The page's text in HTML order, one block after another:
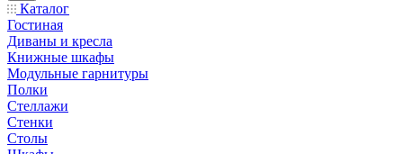
Каталог
Гостиная
Диваны и кресла
Книжные шкафы
Модульные гарнитуры
Полки
Стеллажи
Стенки
Столы